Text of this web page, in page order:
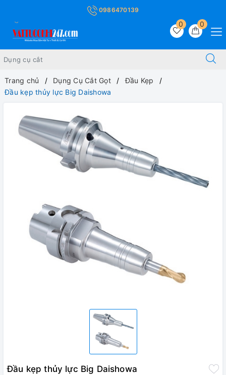
0986470139
0
0
Trang chủ Dụng Cụ Cắt Gọt
Đầu Kẹp
Đầu kẹp thủy lực Big Daishowa
Đầu kẹp thủy lực Big Daishowa